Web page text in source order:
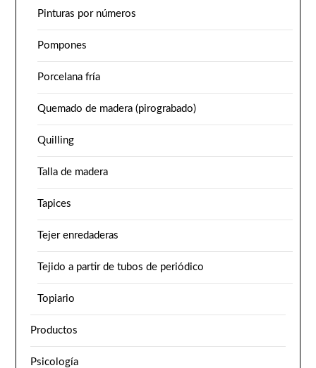
Pinturas por números
Pompones
Porcelana fría
Quemado de madera (pirograbado)
Quilling
Talla de madera
Tapices
Tejer enredaderas
Tejido a partir de tubos de periódico
Topiario
Productos
Psicología